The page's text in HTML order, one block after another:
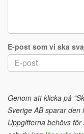
E-post som vi ska
Genom att klicka på
Sverige AB sparar den
Uppgifterna behövs